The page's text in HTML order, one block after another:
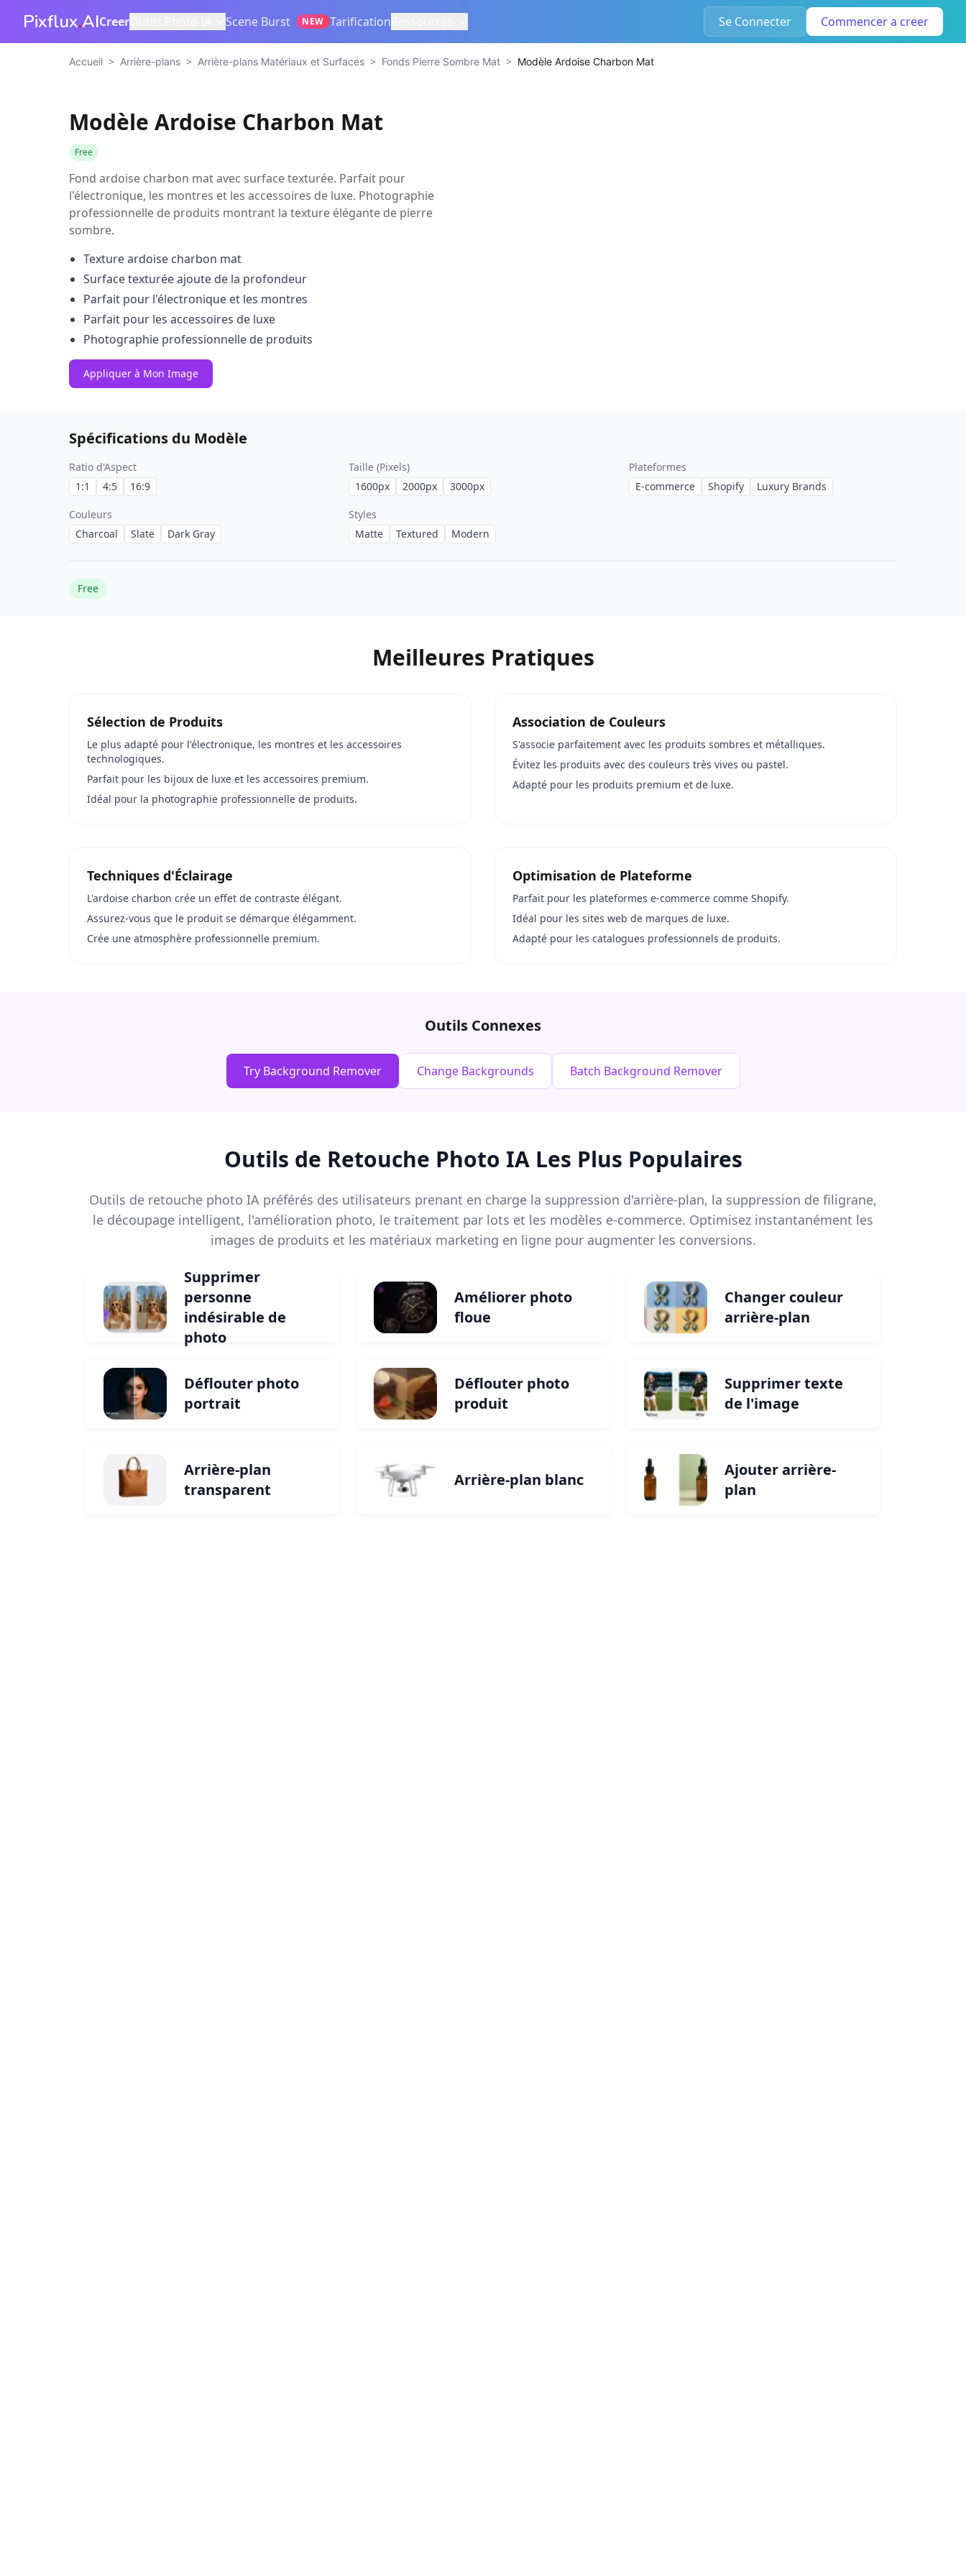
Pixflux.AICreer Scene Burst NEW Tarification Se Connecter Commencer a creer
Accueil > Arrière-plans > Arrière-plans Matériaux et Surfaces > Fonds Pierre Sombre Mat > Modèle Ardoise Charbon Mat
Modèle Ardoise Charbon Mat
Free
Fond ardoise charbon mat avec surface texturée. Parfait pour
l'électronique, les montres et les accessoires de luxe. Photographie
professionnelle de produits montrant la texture élégante de pierre
sombre.
Texture ardoise charbon mat
Surface texturée ajoute de la profondeur
Parfait pour l'électronique et les montres
Parfait pour les accessoires de luxe
Photographie professionnelle de produits
Appliquer à Mon Image
Spécifications du Modèle
Ratio d'Aspect
1:1
4:5 16:9
Taille (Pixels)
1600px 2000px 3000px
Plateformes
E-commerce
Shopify Luxury Brands
Couleurs
Charcoal
Slate Dark Gray
Styles
Matte
Textured Modern
Free
Meilleures Pratiques
Sélection de Produits
Le plus adapté pour l'électronique, les montres et les accessoires
technologiques.
Parfait pour les bijoux de luxe et les accessoires premium.
Idéal pour la photographie professionnelle de produits.
Association de Couleurs
S'associe parfaitement avec les produits sombres et métalliques.
Évitez les produits avec des couleurs très vives ou pastel.
Adapté pour les produits premium et de luxe.
Techniques d'Éclairage
L'ardoise charbon crée un effet de contraste élégant.
Assurez-vous que le produit se démarque élégamment.
Crée une atmosphère professionnelle premium.
Optimisation de Plateforme
Parfait pour les plateformes e-commerce comme Shopify.
Idéal pour les sites web de marques de luxe.
Adapté pour les catalogues professionnels de produits.
Outils Connexes
Try Background Remover Change Backgrounds Batch Background Remover
Outils de Retouche Photo IA Les Plus Populaires
Outils de retouche photo IA préférés des utilisateurs prenant en charge la suppression d'arrière-plan, la suppression de filigrane,
le découpage intelligent, l'amélioration photo, le traitement par lots et les modèles e-commerce. Optimisez instantanément les
images de produits et les matériaux marketing en ligne pour augmenter les conversions.
Supprimer
personne
indésirable de
photo
Améliorer photo
floue
Changer couleur
arrière-plan
Déflouter photo
portrait
Déflouter photo
produit
Supprimer texte
de l'image
Arrière-plan
transparent
Arrière-plan blanc
Ajouter arrière-
plan